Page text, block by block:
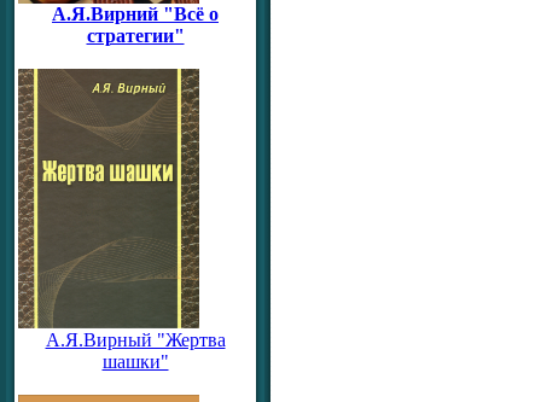
А.Я.Вирний "Всё о
стратегии"
А.Я.Вирный "Жертва
шашки"